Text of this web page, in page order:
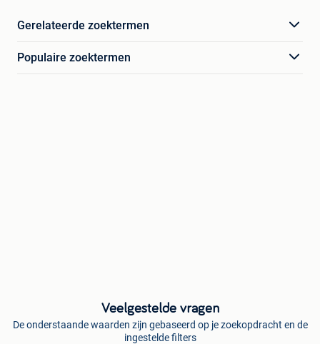
Gerelateerde zoektermen
Populaire zoektermen
Veelgestelde vragen
De onderstaande waarden zijn gebaseerd op je zoekopdracht en de
ingestelde filters